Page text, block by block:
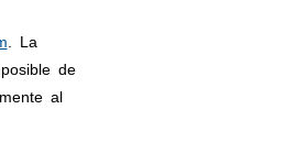
. La
de
al